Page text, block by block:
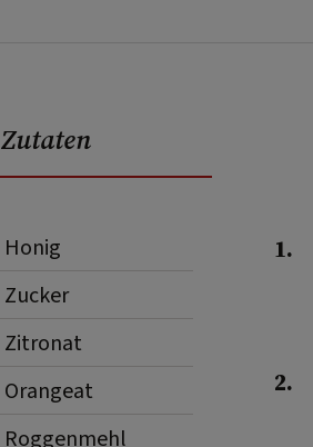
Zutaten
Honig
Zucker
Zitronat
Orangeat
Roggenmehl